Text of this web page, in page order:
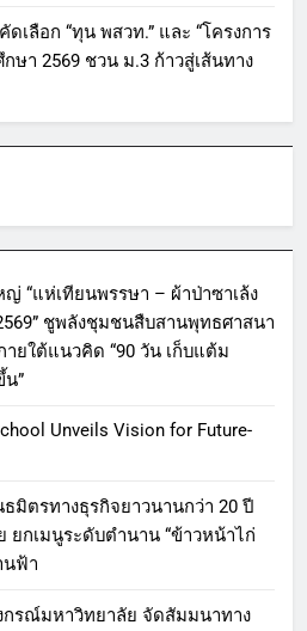
เลือก “ทุน พสวท.” และ “โครงการ
ษา 2569 ชวน ม.3 ก้าวสู่เส้นทาง
“แห่เทียนพรรษา – ผ้าป่าซาเล้ง
ชูพลังชุมชนสืบสานพุทธศาสนา
ยใต้แนวคิด “90 วัน เก็บแต้ม
”
Unveils Vision for Future-
ธมิตรทางธุรกิจยาวนานกว่า 20 ปี
ยกเมนูระดับตำนาน “ข้าวหน้าไก่
นฟ้า
รณ์มหาวิทยาลัย จัดสัมมนาทาง